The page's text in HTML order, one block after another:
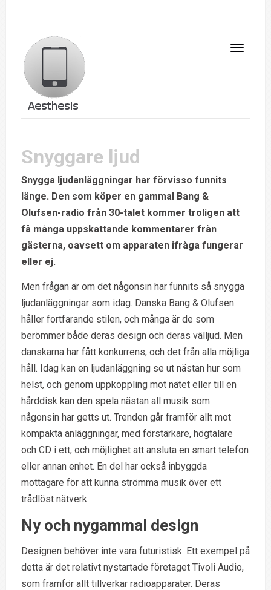
Snyggare ljud
Snygga ljudanläggningar har förvisso funnits
länge. Den som köper en gammal Bang &
Olufsen-radio från 30-talet kommer troligen att
få många uppskattande kommentarer från
gästerna, oavsett om apparaten ifråga fungerar
eller ej.
Men frågan är om det någonsin har funnits så snygga
ljudanläggningar som idag. Danska Bang & Olufsen
håller fortfarande stilen, och många är de som
berömmer både deras design och deras välljud. Men
danskarna har fått konkurrens, och det från alla möjliga
håll. Idag kan en ljudanläggning se ut nästan hur som
helst, och genom uppkoppling mot nätet eller till en
hårddisk kan den spela nästan all musik som
någonsin har getts ut. Trenden går framför allt mot
kompakta anläggningar, med förstärkare, högtalare
och CD i ett, och möjlighet att ansluta en smart telefon
eller annan enhet. En del har också inbyggda
mottagare för att kunna strömma musik över ett
trådlöst nätverk.
Ny och nygammal design
Designen behöver inte vara futuristisk. Ett exempel på
detta är det relativt nystartade företaget Tivoli Audio,
som framför allt tillverkar radioapparater. Deras